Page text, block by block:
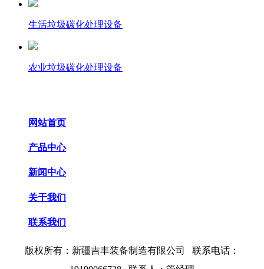
生活垃圾碳化处理设备
农业垃圾碳化处理设备
网站首页
产品中心
新闻中心
关于我们
联系我们
版权所有： 新疆吉丰装备制造有限公司 联系电话：